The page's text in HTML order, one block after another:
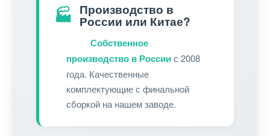
🏭 Производство в
России или Китае?
Собственное
производство в Россиис 2008
года. Качественные
комплектующие с финальной
сборкой на нашем заводе.